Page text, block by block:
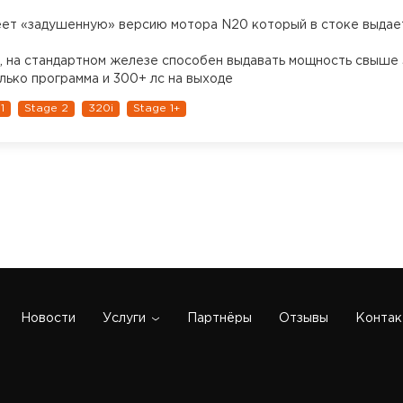
«задушенную» версию мотора N20 который в стоке
на стандартном железе способен выдавать мощность свыше
программа и 300+ лс на выходе
Stage 2 320i Stage 1+
Новости Услуги Партнёры Отзывы